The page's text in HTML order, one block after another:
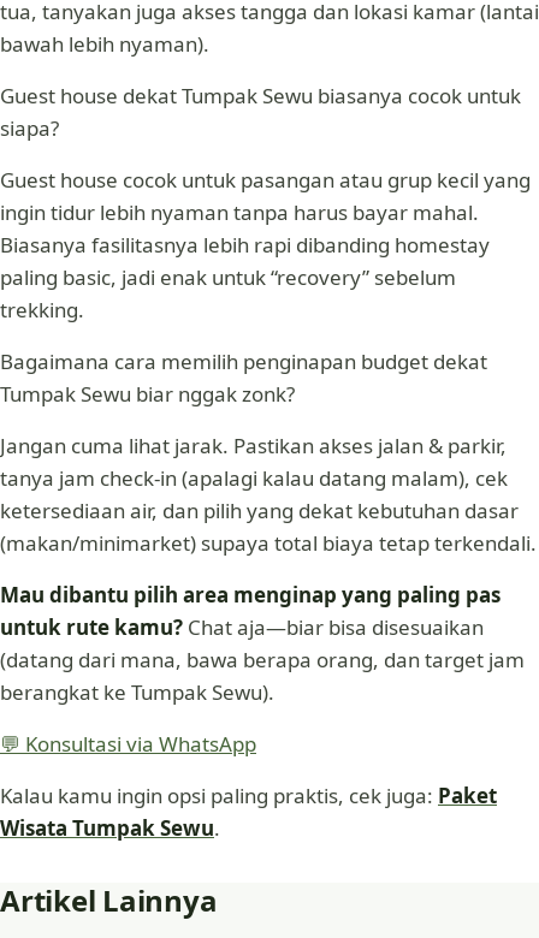
tua, tanyakan juga akses tangga dan lokasi kamar (lantai
bawah lebih nyaman).
Guest house dekat Tumpak Sewu biasanya cocok untuk
siapa?
Guest house cocok untuk pasangan atau grup kecil yang
ingin tidur lebih nyaman tanpa harus bayar mahal.
Biasanya fasilitasnya lebih rapi dibanding homestay
paling basic, jadi enak untuk “recovery” sebelum
trekking.
Bagaimana cara memilih penginapan budget dekat
Tumpak Sewu biar nggak zonk?
Jangan cuma lihat jarak. Pastikan akses jalan & parkir,
tanya jam check-in (apalagi kalau datang malam), cek
ketersediaan air, dan pilih yang dekat kebutuhan dasar
(makan/minimarket) supaya total biaya tetap terkendali.
Mau dibantu pilih area menginap yang paling pas
untuk rute kamu? Chat aja—biar bisa disesuaikan
(datang dari mana, bawa berapa orang, dan target jam
berangkat ke Tumpak Sewu).
💬 Konsultasi via WhatsApp
Kalau kamu ingin opsi paling praktis, cek juga: Paket
Wisata Tumpak Sewu.
Artikel Lainnya